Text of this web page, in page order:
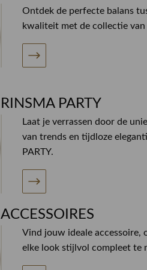
Ontdek de perfecte balans
kwaliteit met de collectie van
RINSMA PARTY
Laat je verrassen door de
van trends en tijdloze
PARTY.
ACCESSOIRES
Vind jouw ideale accessoire,
elke look stijlvol compleet te